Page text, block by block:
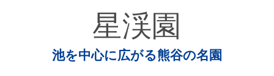
星渓園
池を中心に広がる熊谷の名園